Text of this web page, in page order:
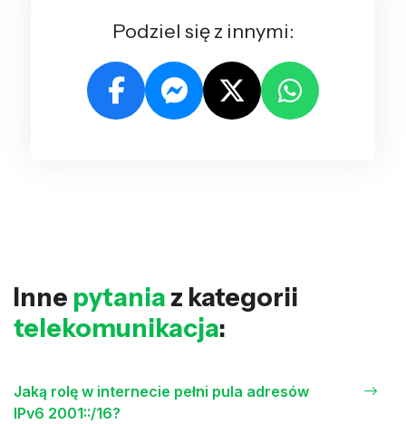
Podziel się z innymi:
Inne pytania z kategorii
telekomunikacja:
Jaką rolę w internecie pełni pula adresów
IPv6 2001::/16?